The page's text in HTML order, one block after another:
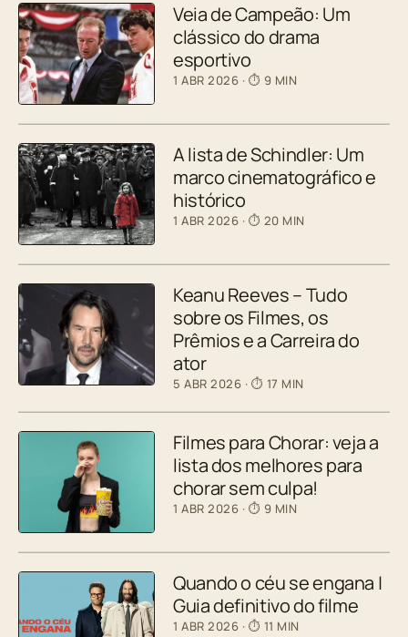
Veia de Campeão: Um
clássico do drama
esportivo
1 ABR 2026 · ⏱ 9 MIN
A lista de Schindler: Um
marco cinematográfico e
histórico
1 ABR 2026 · ⏱ 20 MIN
Keanu Reeves – Tudo
sobre os Filmes, os
Prêmios e a Carreira do
ator
5 ABR 2026 · ⏱ 17 MIN
Filmes para Chorar: veja a
lista dos melhores para
chorar sem culpa!
1 ABR 2026 · ⏱ 9 MIN
Quando o céu se engana |
Guia definitivo do filme
1 ABR 2026 · ⏱ 11 MIN